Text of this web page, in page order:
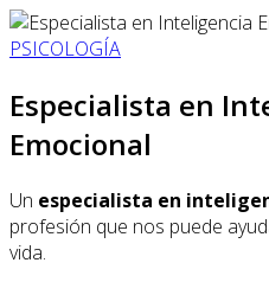
PSICOLOGÍA
Especialista en
Emocional
Un especialista en
profesión que nos puede
vida.